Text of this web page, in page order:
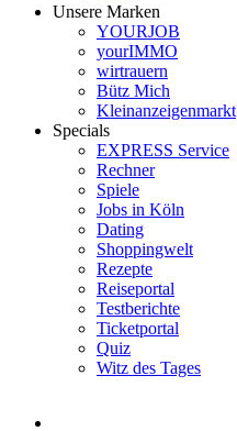
Unsere Marken
YOURJOB
yourIMMO
wirtrauern
Bütz Mich
Kleinanzeigenmarkt
Specials
EXPRESS Service
Rechner
Spiele
Jobs in Köln
Dating
Shoppingwelt
Rezepte
Reiseportal
Testberichte
Ticketportal
Quiz
Witz des Tages